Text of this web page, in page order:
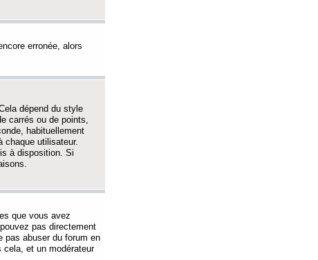
erronée, alors
dépend du style
carrés ou de points,
habituellement
chaque utilisateur.
à disposition. Si
que vous avez
pas directement
pas abuser du forum en
cela, et un modérateur